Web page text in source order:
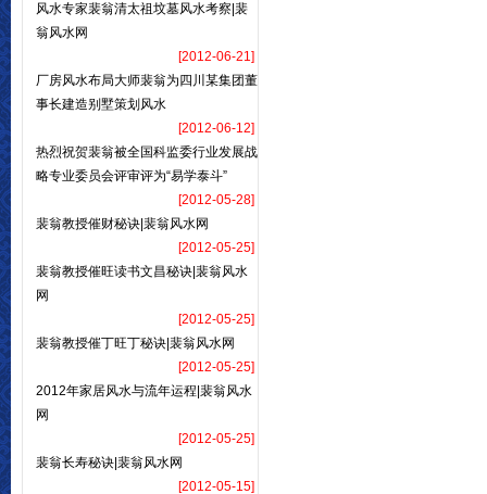
风水专家裴翁清太祖坟墓风水考察|裴
翁风水网
[2012-06-21]
厂房风水布局大师裴翁为四川某集团董
事长建造别墅策划风水
[2012-06-12]
热烈祝贺裴翁被全国科监委行业发展战
略专业委员会评审评为“易学泰斗”
[2012-05-28]
裴翁教授催财秘诀|裴翁风水网
[2012-05-25]
裴翁教授催旺读书文昌秘诀|裴翁风水
网
[2012-05-25]
裴翁教授催丁旺丁秘诀|裴翁风水网
[2012-05-25]
2012年家居风水与流年运程|裴翁风水
网
[2012-05-25]
裴翁长寿秘诀|裴翁风水网
[2012-05-15]